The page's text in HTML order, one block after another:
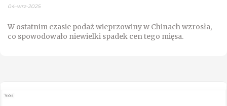
04-wrz-2025
W ostatnim czasie podaż wieprzowiny w Chinach wzrosła,
co spowodowało niewielki spadek cen tego mięsa.